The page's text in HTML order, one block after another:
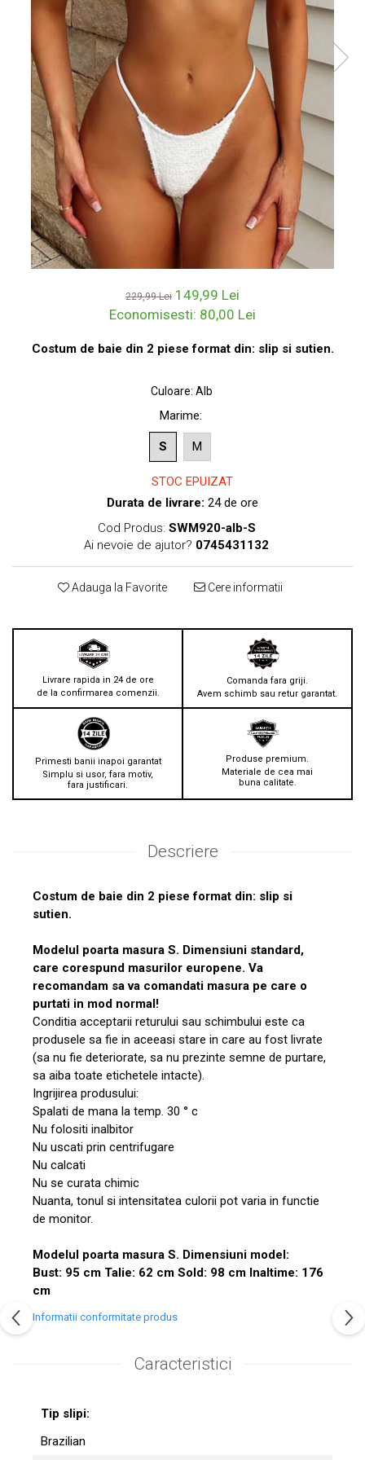
229,99 Lei 149,99 Lei
Economisesti: 80,00 Lei
Costum de baie din 2 piese format din: slip si sutien.
Culoare: Alb
Marime:
S M
STOC EPUIZAT
Durata de livrare: 24 de ore
Cod Produs: SWM920-alb-S
Ai nevoie de ajutor? 0745431132
Adauga la Favorite Cere informatii
Livrare rapida in 24 de ore
de la confirmarea comenzii.
Comanda fara griji.
Avem schimb sau retur garantat.
Primesti banii inapoi garantat
Simplu si usor, fara motiv,
fara justificari.
Produse premium.
Materiale de cea mai
buna calitate.
Descriere
Costum de baie din 2 piese format din: slip si
sutien.
Modelul poarta masura S. Dimensiuni standard,
care corespund masurilor europene. Va
recomandam sa va comandati masura pe care o
purtati in mod normal!
Conditia acceptarii returului sau schimbului este ca
produsele sa fie in aceeasi stare in care au fost livrate
(sa nu fie deteriorate, sa nu prezinte semne de purtare,
sa aiba toate etichetele intacte).
Ingrijirea produsului:
Spalati de mana la temp. 30 ° c
Nu folositi inalbitor
Nu uscati prin centrifugare
Nu calcati
Nu se curata chimic
Nuanta, tonul si intensitatea culorii pot varia in functie
de monitor.
Modelul poarta masura S. Dimensiuni model:
Bust: 95 cm Talie: 62 cm Sold: 98 cm Inaltime: 176
cm
Informatii conformitate produs
Caracteristici
Tip slipi:
Brazilian